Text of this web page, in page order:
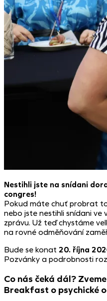
Nestihli jste na snídani
congres!
Pokud máte chuť probrat
nebo jste nestihli snídani ve
zprávu. Už teď chystáme
na rovné odměňování
Bude se konat 20. října
Pozvánky a podrobnosti
Co nás čeká dál?
Breakfast o psychické